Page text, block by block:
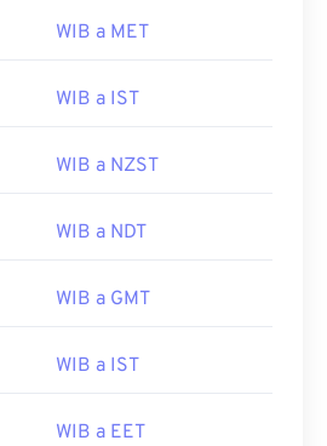
WIB a MET
WIB a IST
WIB a NZST
WIB a NDT
WIB a GMT
WIB a IST
WIB a EET